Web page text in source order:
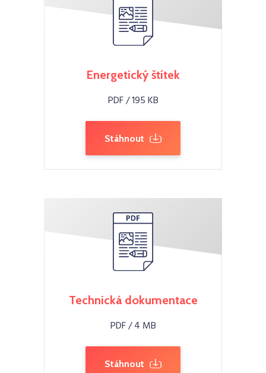
Energetický štítek
PDF / 195 KB
Stáhnout
Technická dokumentace
PDF / 4 MB
Stáhnout